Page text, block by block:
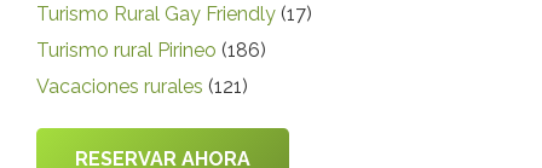
Turismo Rural Gay Friendly (17)
Turismo rural Pirineo (186)
Vacaciones rurales (121)
RESERVAR AHORA